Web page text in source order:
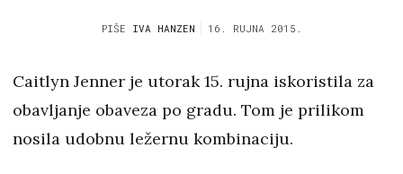
PIŠE IVA HANZEN 16. RUJNA 2015.
Caitlyn Jenner je utorak 15. rujna iskoristila za
obavljanje obaveza po gradu. Tom je prilikom
nosila udobnu ležernu kombinaciju.